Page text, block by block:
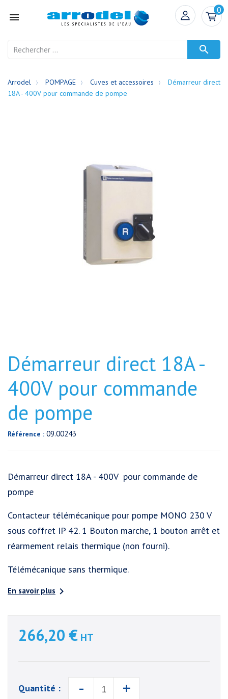

0

Arrodel POMPAGE Cuves et accessoires
Démarreur direct
18A - 400V pour commande de pompe
Démarreur direct 18A -
400V pour commande
de pompe
Référence : 09.00243
Démarreur direct 18A - 400V pour commande de
pompe
Contacteur télémécanique pour pompe MONO 230 V
sous coffret IP 42. 1 Bouton marche, 1 bouton arrêt et
réarmement relais thermique (non fourni).
Télémécanique sans thermique.
En savoir plus 
266,20 € HT
Quantité : - +